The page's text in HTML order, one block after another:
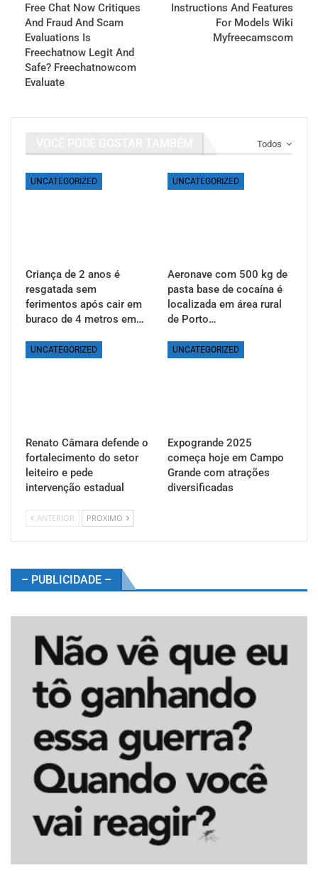
Free Chat Now Critiques
And Fraud And Scam
Evaluations Is
Freechatnow Legit And
Safe? Freechatnowcom
Evaluate
Instructions And Features
For Models Wiki
Myfreecamscom
Todos
UNCATEGORIZED
Criança de 2 anos é
resgatada sem
ferimentos após cair em
buraco de 4 metros em…
UNCATEGORIZED
Aeronave com 500 kg de
pasta base de cocaína é
localizada em área rural
de Porto…
UNCATEGORIZED
Renato Câmara defende o
fortalecimento do setor
leiteiro e pede
intervenção estadual
UNCATEGORIZED
Expogrande 2025
começa hoje em Campo
Grande com atrações
diversificadas
ANTERIOR PROXIMO
– PUBLICIDADE –